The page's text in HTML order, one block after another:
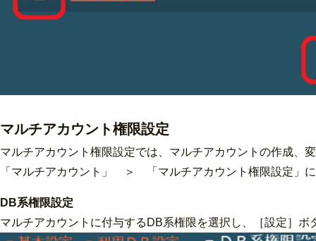
マルチアカウント権限設定
マルチアカウント権限設定では、マルチアカウントの作成、
「マルチアカウント」 ＞ 「マルチアカウント権限設定」
DB系権限設定
マルチアカウントに付与するDB系権限を選択し、［設定］ボ